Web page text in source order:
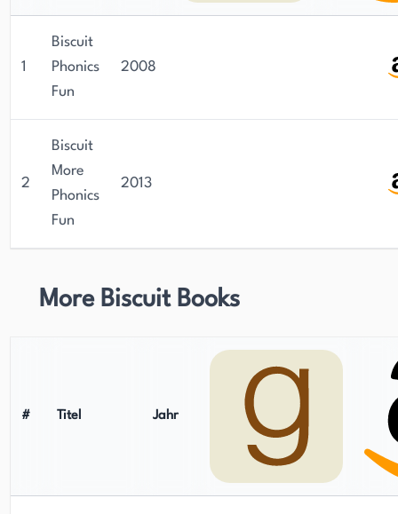
1
Biscuit
Phonics
Fun
2008
2
Biscuit
More
Phonics
Fun
2013
More Biscuit Books
# Titel Jahr